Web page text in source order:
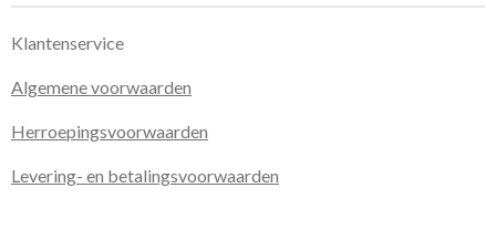
Klantenservice
Algemene voorwaarden
Herroepingsvoorwaarden
Levering- en betalingsvoorwaarden